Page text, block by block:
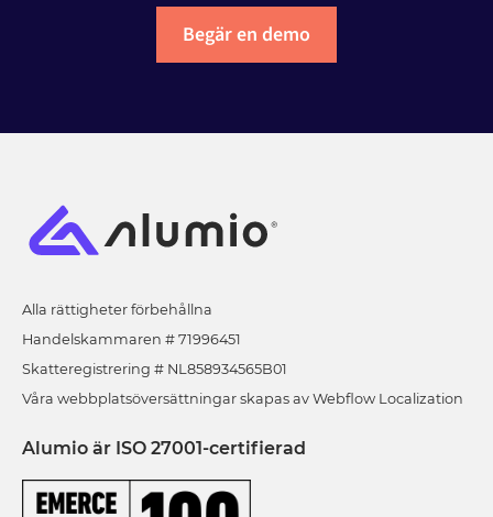
Begär en demo
Alla rättigheter förbehållna
Handelskammaren # 71996451
Skatteregistrering # NL858934565B01
Våra webbplatsöversättningar skapas av Webflow Localization
Alumio är ISO 27001-certifierad